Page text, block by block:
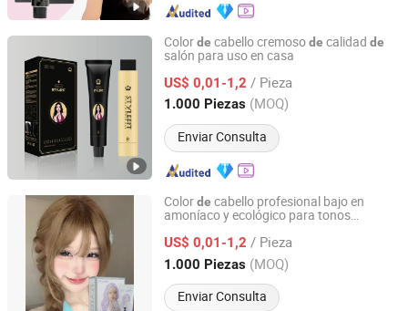
Colorde cabello cremosode calidad de
salón para uso en casa
US$ 0,01-1,2 / Pieza
1.000 Piezas (MOQ)
Enviar Consulta
Guangzhou Gaoyou Cosmetics Co., Ltd.
Guangdong, China Desde 2025
Colorde cabello profesional bajo en
amoníaco y ecológico para tonos
US$ 0,01-1,2 / Pieza
1.000 Piezas (MOQ)
Enviar Consulta
Guangzhou Gaoyou Cosmetics Co., Ltd.
Guangdong, China Desde 2025